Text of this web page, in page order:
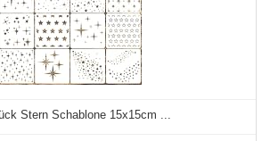
Stern Schablone 15x15cm ...